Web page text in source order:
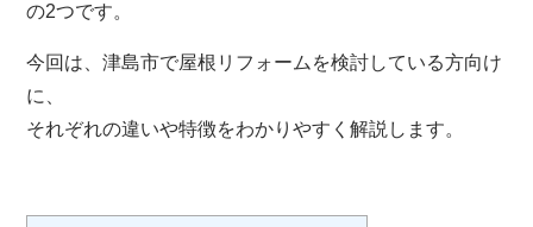
の2つです。
今回は、津島市で屋根リフォームを検討している方向け
に、
それぞれの違いや特徴をわかりやすく解説します。